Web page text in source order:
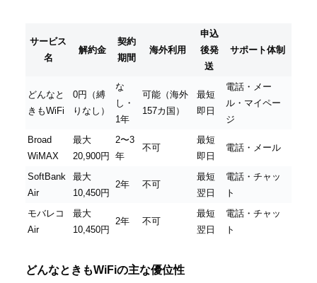
サービス
名
解約金
契約
期間
海外利用
申込
後発
送
サポート体制
どんなと
きもWiFi
0円（縛
りなし）
な
し・
1年
可能（海外
157カ国）
最短
即日
電話・メー
ル・マイペー
ジ
Broad
WiMAX
最大
20,900円
2〜3
年
不可
最短
即日
電話・メール
SoftBank
Air
最大
10,450円
2年 不可
最短
翌日
電話・チャッ
ト
モバレコ
Air
最大
10,450円
2年 不可
最短
翌日
電話・チャッ
ト
どんなときもWiFiの主な優位性